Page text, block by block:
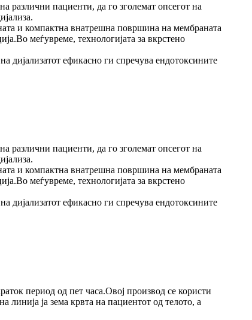
различни пациенти, да го зголемат опсегот на
и компактна внатрешна површина на мембраната
меѓувреме, технологијата за вкрстено
дијализатот ефикасно ги спречува ендотоксините
различни пациенти, да го зголемат опсегот на
и компактна внатрешна површина на мембраната
меѓувреме, технологијата за вкрстено
дијализатот ефикасно ги спречува ендотоксините
период од пет часа.Овој производ се користи
линија ја зема крвта на пациентот од телото, а